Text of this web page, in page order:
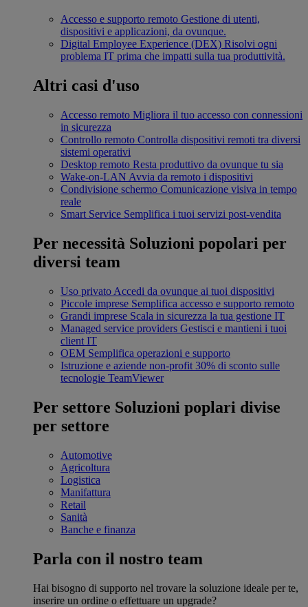
Accesso e supporto remoto Gestione di utenti,
dispositivi e applicazioni, da ovunque.
Digital Employee Experience (DEX) Risolvi ogni
problema IT prima che impatti sulla tua produttività.
Altri casi d'uso
Accesso remoto Migliora il tuo accesso con connessioni
in sicurezza
Controllo remoto Controlla dispositivi remoti tra diversi
sistemi operativi
Desktop remoto Resta produttivo da ovunque tu sia
Wake-on-LAN Avvia da remoto i dispositivi
Condivisione schermo Comunicazione visiva in tempo
reale
Smart Service Semplifica i tuoi servizi post-vendita
Per necessità Soluzioni popolari per
diversi team
Uso privato Accedi da ovunque ai tuoi dispositivi
Piccole imprese Semplifica accesso e supporto remoto
Grandi imprese Scala in sicurezza la tua gestione IT
Managed service providers Gestisci e mantieni i tuoi
client IT
OEM Semplifica operazioni e supporto
Istruzione e aziende non-profit 30% di sconto sulle
tecnologie TeamViewer
Per settore Soluzioni poplari divise
per settore
Automotive
Agricoltura
Logistica
Manifattura
Retail
Sanità
Banche e finanza
Parla con il nostro team
Hai bisogno di supporto nel trovare la soluzione ideale per te,
inserire un ordine o effettuare un upgrade?